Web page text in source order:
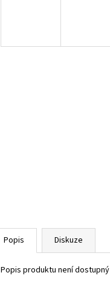
Popis Diskuze
Popis produktu není dostupný